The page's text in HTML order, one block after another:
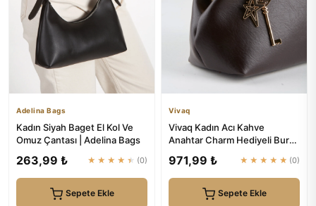
Adelina Bags
Kadın Siyah Baget El Kol Ve
Omuz Çantası | Adelina Bags
263,99 ₺ ★★★★★ (0)
Sepete Ekle
Vivaq
Vivaq Kadın Acı Kahve
Anahtar Charm Hediyeli Burs
971,99 ₺ ★★★★★ (0)
Sepete Ekle